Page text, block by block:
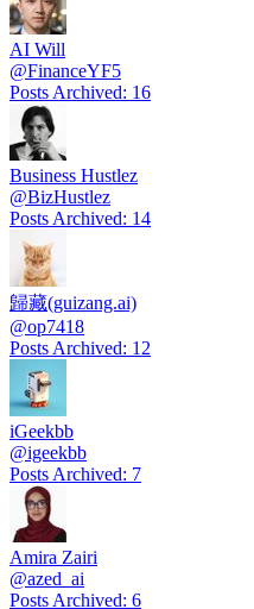
AI Will
@FinanceYF5
Posts Archived: 16
Business Hustlez
@BizHustlez
Posts Archived: 14
歸藏(guizang.ai)
@op7418
Posts Archived: 12
iGeekbb
@igeekbb
Posts Archived: 7
Amira Zairi
@azed_ai
Posts Archived: 6